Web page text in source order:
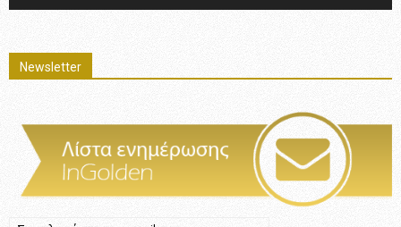
Newsletter